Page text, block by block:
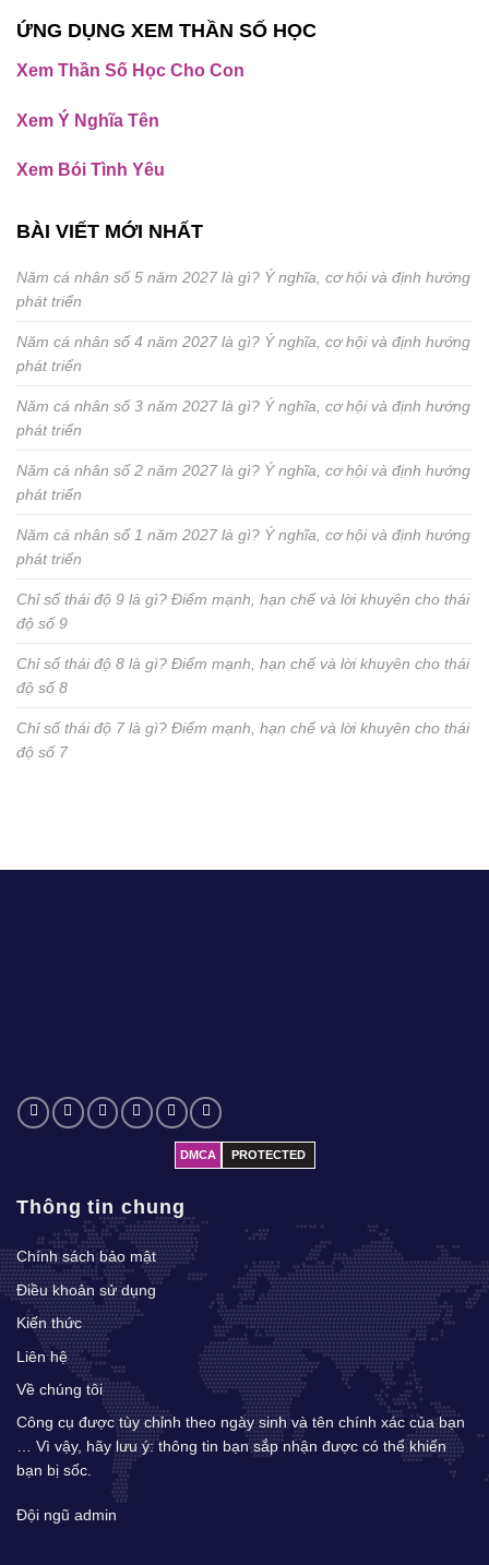
ỨNG DỤNG XEM THẦN SỐ HỌC
Xem Thần Số Học Cho Con
Xem Ý Nghĩa Tên
Xem Bói Tình Yêu
BÀI VIẾT MỚI NHẤT
Năm cá nhân số 5 năm 2027 là gì? Ý nghĩa, cơ hội và định hướng
phát triển
Năm cá nhân số 4 năm 2027 là gì? Ý nghĩa, cơ hội và định hướng
phát triển
Năm cá nhân số 3 năm 2027 là gì? Ý nghĩa, cơ hội và định hướng
phát triển
Năm cá nhân số 2 năm 2027 là gì? Ý nghĩa, cơ hội và định hướng
phát triển
Năm cá nhân số 1 năm 2027 là gì? Ý nghĩa, cơ hội và định hướng
phát triển
Chỉ số thái độ 9 là gì? Điểm mạnh, hạn chế và lời khuyên cho thái
độ số 9
Chỉ số thái độ 8 là gì? Điểm mạnh, hạn chế và lời khuyên cho thái
độ số 8
Chỉ số thái độ 7 là gì? Điểm mạnh, hạn chế và lời khuyên cho thái
độ số 7
DMCA PROTECTED
Thông tin chung
Chính sách bảo mật
Điều khoản sử dụng
Kiến thức
Liên hệ
Về chúng tôi
Công cụ được tùy chỉnh theo ngày sinh và tên chính xác của bạn
… Vì vậy, hãy lưu ý: thông tin bạn sắp nhận được có thể khiến
bạn bị sốc.
Đội ngũ admin